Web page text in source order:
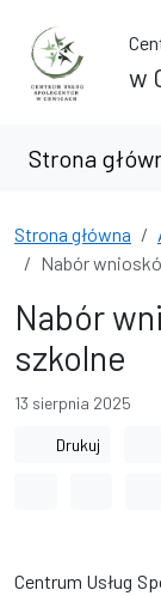
Przejdź do treści
Przejdź do
w
Strona
Strona główna
Nabór
Nabór
szkolne
13 sierpnia 2025
Drukuj
Centrum Usług